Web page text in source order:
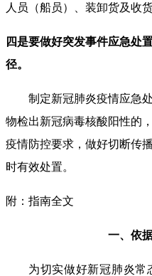
人员（船员）、装卸货及收
四是要做好突发事件应急处
径。
制定新冠肺炎疫情应急
物检出新冠病毒核酸阳性的
疫情防控要求，做好切断传
时有效处置。
附： 指南全文
一、依
为切实做好新冠肺炎常